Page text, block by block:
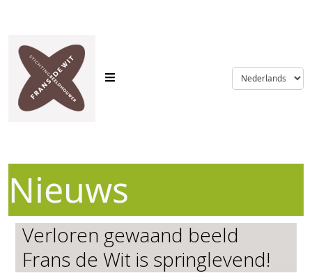
language
Nieuws
Verloren gewaand beeld
Frans de Wit is springlevend!